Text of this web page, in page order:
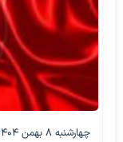
چهارشنبه ۸ بهمن ۱۴۰۴